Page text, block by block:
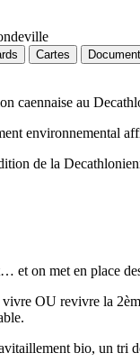
Cartes
caennaise au
environnemental
de la
et on met en place
vivre OU revivre la
bio, un tri